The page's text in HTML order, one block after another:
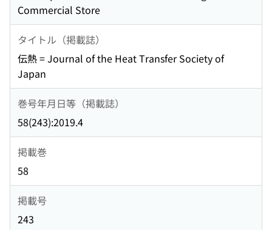
Commercial Store
タイトル（掲載誌）
伝熱 = Journal of the Heat Transfer Society of
Japan
巻号年月日等（掲載誌）
58(243):2019.4
掲載巻
58
掲載号
243